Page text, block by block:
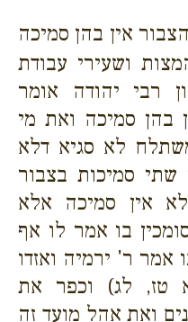
אין בהן סמיכה
ושעירי עבודת
רבי יהודה אומר
בהן סמיכה ואת מי
לא סגיא דלא
שתי סמיכות בצבור
אין סמיכה אלא
בו אמר לו אף
אמר ר' ירמיה ואזדו
טז, לג) וכפר את
ואת אהל מועד זה